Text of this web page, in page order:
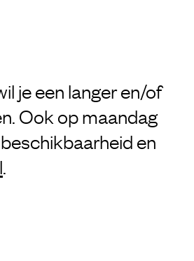
je een langer en/of
Ook op maandag
en
.